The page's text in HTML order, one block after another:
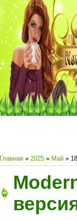
Главная » 2025 » Май » 18